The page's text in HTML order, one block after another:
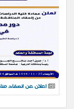
اعلان عن انعقاد